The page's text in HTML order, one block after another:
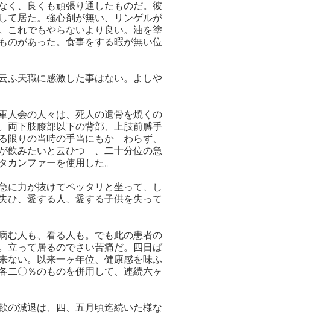
く、良くも頑張り通したものだ。彼
て居た。強心剤が無い、リンゲルが
これでもやらないより良い。油を塗
のがあった。食事をする暇が無い位
ふ天職に感激した事はない。よしや
人会の人々は、死人の遺骨を焼くの
両下肢膝部以下の背部、上肢前膊手
りの当時の手当にもかゝわらず、
飲みたいと云ひつゝ、二十分位の急
ンファーを使用した。
に力が抜けてペッタリと坐って、し
ひ、愛する人、愛する子供を失って
む人も、看る人も。でも此の患者の
立って居るのでさい苦痛だ。四日ば
ない。以来一ヶ年位、健康感を味ふ
二〇％のものを併用して、連続六ヶ
の減退は、四、五月頃迄続いた様な